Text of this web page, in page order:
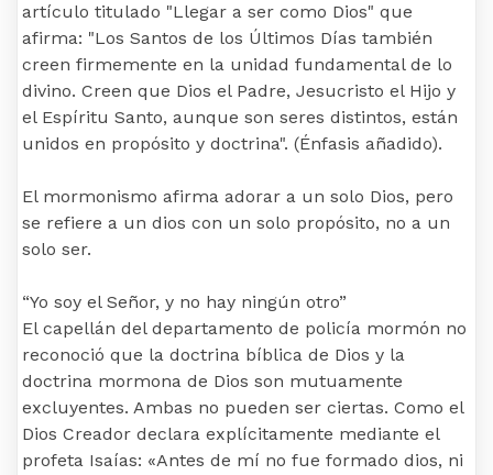
artículo titulado "Llegar a ser como Dios" que
afirma: "Los Santos de los Últimos Días también
creen firmemente en la unidad fundamental de lo
divino. Creen que Dios el Padre, Jesucristo el Hijo y
el Espíritu Santo, aunque son seres distintos, están
unidos en propósito y doctrina". (Énfasis añadido).
El mormonismo afirma adorar a un solo Dios, pero
se refiere a un dios con un solo propósito, no a un
solo ser.
“Yo soy el Señor, y no hay ningún otro”
El capellán del departamento de policía mormón no
reconoció que la doctrina bíblica de Dios y la
doctrina mormona de Dios son mutuamente
excluyentes. Ambas no pueden ser ciertas. Como el
Dios Creador declara explícitamente mediante el
profeta Isaías: «Antes de mí no fue formado dios, ni